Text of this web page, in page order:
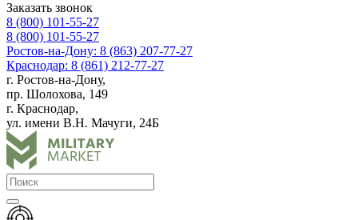
Заказать звонок
8 (800) 101-55-27
8 (800) 101-55-27
Ростов-на-Дону: 8 (863) 207-77-27
Краснодар: 8 (861) 212-77-27
г. Ростов-на-Дону,
пр. Шолохова, 149
г. Краснодар,
ул. имени В.Н. Мачуги, 24Б